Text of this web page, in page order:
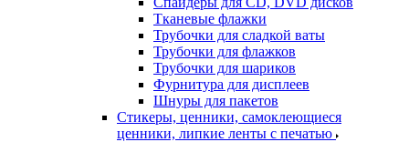
Тканевые флажки
Трубочки для сладкой ваты
Трубочки для флажков
Трубочки для шариков
Фурнитура для дисплеев
Шнуры для пакетов
Стикеры, ценники, самоклеющиеся
ценники, липкие ленты с печатью